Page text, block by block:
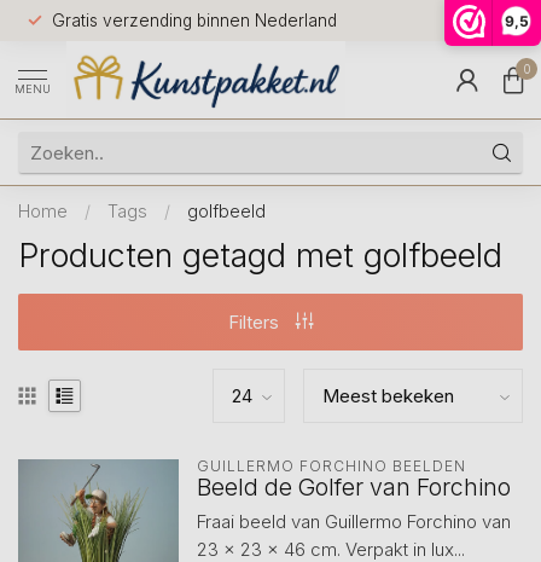
9,5
Gratis verzending binnen Nederland
Voor
huis
9.5
MENU
0
Home / Tags / golfbeeld
Producten getagd met golfbeeld
Filters
GUILLERMO FORCHINO BEELDEN
Beeld de Golfer van Forchino
Fraai beeld van Guillermo Forchino van
23 x 23 x 46 cm. Verpakt in lux...